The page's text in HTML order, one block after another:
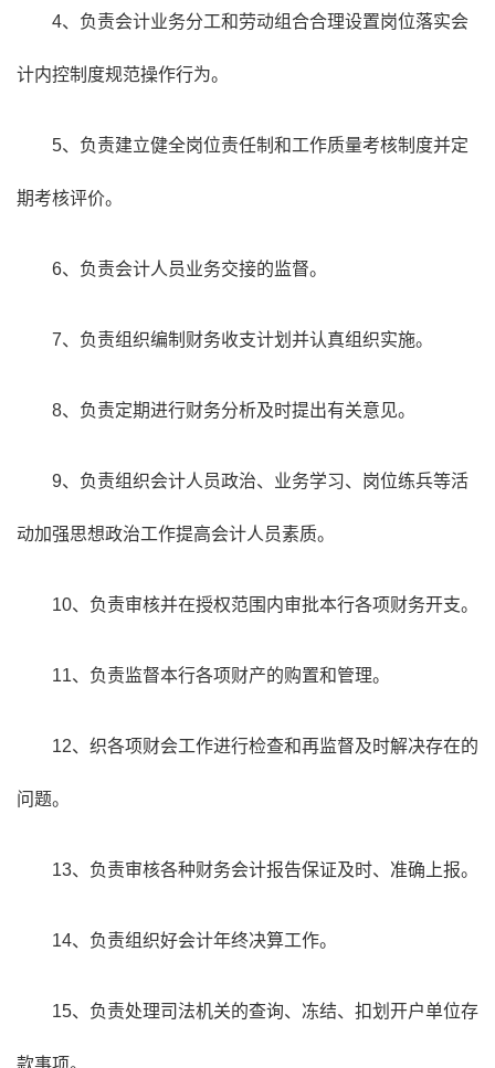
4、负责会计业务分工和劳动组合合理设置岗位落实会
计内控制度规范操作行为。
5、负责建立健全岗位责任制和工作质量考核制度并定
期考核评价。
6、负责会计人员业务交接的监督。
7、负责组织编制财务收支计划并认真组织实施。
8、负责定期进行财务分析及时提出有关意见。
9、负责组织会计人员政治、业务学习、岗位练兵等活
动加强思想政治工作提高会计人员素质。
10、负责审核并在授权范围内审批本行各项财务开支。
11、负责监督本行各项财产的购置和管理。
12、织各项财会工作进行检查和再监督及时解决存在的
问题。
13、负责审核各种财务会计报告保证及时、准确上报。
14、负责组织好会计年终决算工作。
15、负责处理司法机关的查询、冻结、扣划开户单位存
款事项。